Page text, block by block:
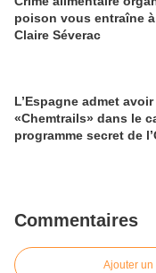
poison vous entraîne
Claire Séverac
L’Espagne admet
«Chemtrails» dans le
programme secret de
Commentaires
Ajouter un